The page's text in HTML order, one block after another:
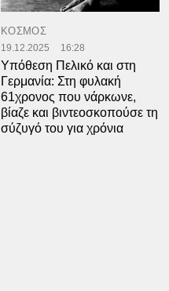
ΚΟΣΜΟΣ
19.12.2025 16:28
Υπόθεση Πελικό και στη
Γερμανία: Στη φυλακή
61χρονος που νάρκωνε,
βίαζε και βιντεοσκοπούσε τη
σύζυγό του για χρόνια